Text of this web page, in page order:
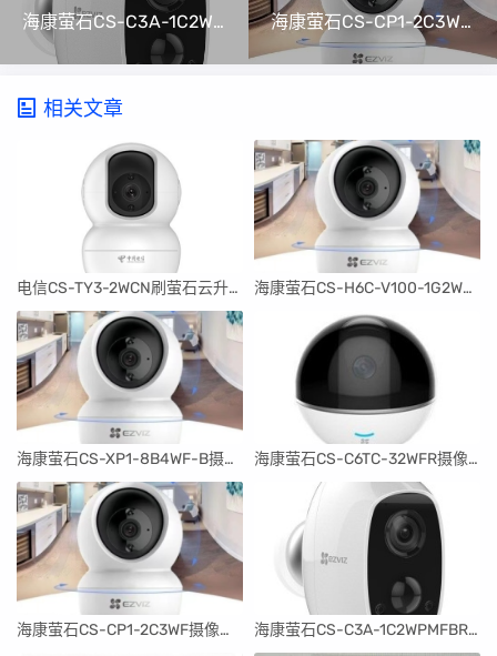
海康萤石CS-C3A-1C2WPMFBR摄像头编程器固件 海康萤石CS-CP1-2C3WF摄像头编程器固件
相关文章
电信CS-TY3-2WCN刷萤石云升级编程器固件 海康萤石CS-H6C-V100-1G2WF摄像头编程器固件
海康萤石CS-XP1-8B4WF-B摄像头编程器固件 海康萤石CS-C6TC-32WFR摄像头编程器固件
海康萤石CS-CP1-2C3WF摄像头编程器固件 海康萤石CS-C3A-1C2WPMFBR摄像头编程器固件